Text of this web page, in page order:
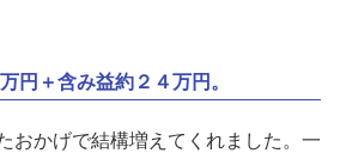
円＋含み益約２４万円。
おかげで結構増えてくれました。一